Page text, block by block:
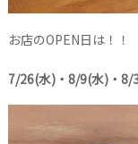
お店のOPEN日は！！
7/26(水)・8/9(水)・